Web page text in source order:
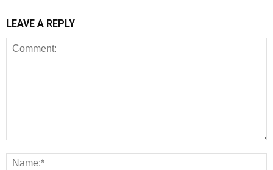
LEAVE A REPLY